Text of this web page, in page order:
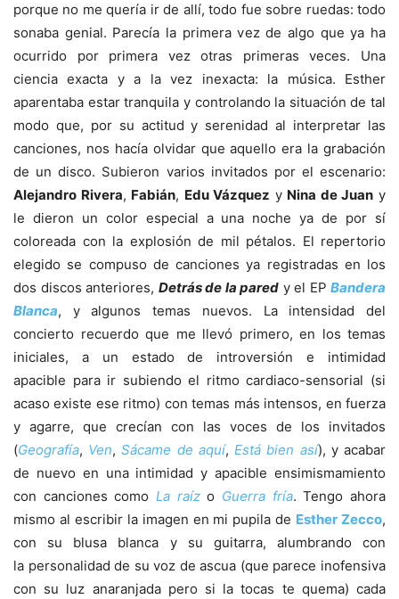
porque no me quería ir de allí, todo fue sobre ruedas: todo
sonaba genial. Parecía la primera vez de algo que ya ha
ocurrido por primera vez otras primeras veces. Una
ciencia exacta y a la vez inexacta: la música. Esther
aparentaba estar tranquila y controlando la situación de tal
modo que, por su actitud y serenidad al interpretar las
canciones, nos hacía olvidar que aquello era la grabación
de un disco. Subieron varios invitados por el escenario:
Alejandro Rivera, Fabián, Edu Vázquez y Nina de Juan y
le dieron un color especial a una noche ya de por sí
coloreada con la explosión de mil pétalos. El repertorio
elegido se compuso de canciones ya registradas en los
dos discos anteriores, Detrás de la pared y el EP Bandera
Blanca, y algunos temas nuevos. La intensidad del
concierto recuerdo que me llevó primero, en los temas
iniciales, a un estado de introversión e intimidad
apacible para ir subiendo el ritmo cardiaco-sensorial (si
acaso existe ese ritmo) con temas más intensos, en fuerza
y agarre, que crecían con las voces de los invitados
(Geografía, Ven,Sácame de aquí,Está bien así), y acabar
de nuevo en una intimidad y apacible ensimismamiento
con canciones como La raízo Guerra fría. Tengo ahora
mismo al escribir la imagen en mi pupila de Esther Zecco,
con su blusa blanca y su guitarra, alumbrando con
la personalidad de su voz de ascua (que parece inofensiva
con su luz anaranjada pero si la tocas te quema) cada